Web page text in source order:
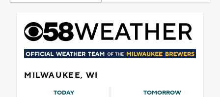
MILWAUKEE, WI
TODAY TOMORROW